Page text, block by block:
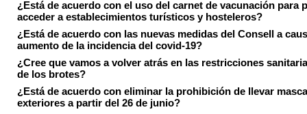
¿Está de acuerdo con el uso del carnet de vacunación para
acceder a establecimientos turísticos y hosteleros?
¿Está de acuerdo con las nuevas medidas del Consell a
aumento de la incidencia del covid-19?
¿Cree que vamos a volver atrás en las restricciones
de los brotes?
¿Está de acuerdo con eliminar la prohibición de llevar
exteriores a partir del 26 de junio?